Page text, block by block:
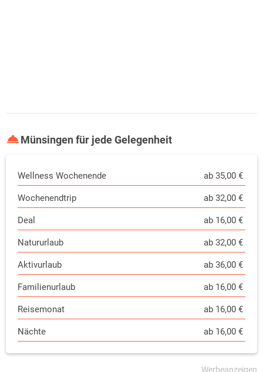
Münsingen für jede Gelegenheit
Wellness Wochenende ab 35,00 €
Wochenendtrip ab 32,00 €
Deal ab 16,00 €
Natururlaub ab 32,00 €
Aktivurlaub ab 36,00 €
Familienurlaub ab 16,00 €
Reisemonat ab 16,00 €
Nächte ab 16,00 €